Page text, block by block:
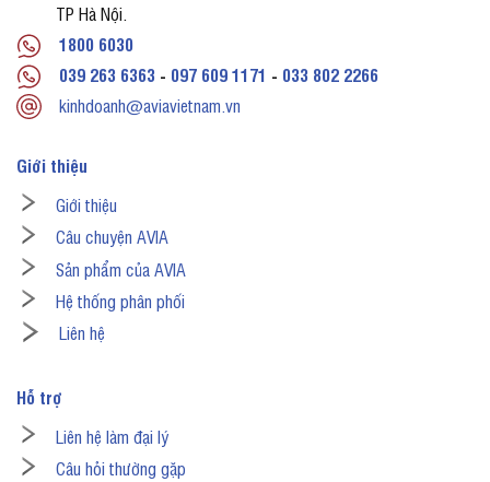
TP Hà Nội.
1800 6030
039 263 6363 - 097 609 1171 - 033 802 2266
kinhdoanh@aviavietnam.vn
Giới thiệu
Giới thiệu
Câu chuyện AVIA
Sản phẩm của AVIA
Hệ thống phân phối
Liên hệ
Hỗ trợ
Liên hệ làm đại lý
Câu hỏi thường gặp